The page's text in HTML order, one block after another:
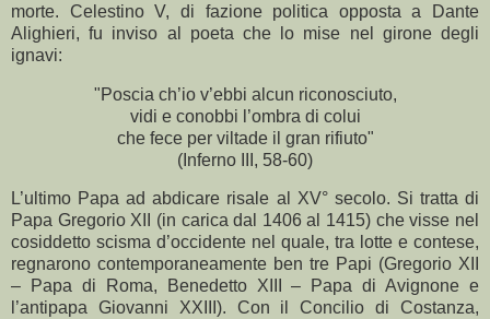
morte. Celestino V, di fazione politica opposta a Dante
Alighieri, fu inviso al poeta che lo mise nel girone degli
ignavi:
"Poscia ch’io v’ebbi alcun riconosciuto,
vidi e conobbi l’ombra di colui
che fece per viltade il gran rifiuto"
(Inferno III, 58-60)
L’ultimo Papa ad abdicare risale al XV° secolo. Si tratta di
Papa Gregorio XII (in carica dal 1406 al 1415) che visse nel
cosiddetto scisma d’occidente nel quale, tra lotte e contese,
regnarono contemporaneamente ben tre Papi (Gregorio XII
– Papa di Roma, Benedetto XIII – Papa di Avignone e
l’antipapa Giovanni XXIII). Con il Concilio di Costanza,